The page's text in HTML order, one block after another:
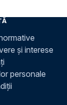
și interese
personale